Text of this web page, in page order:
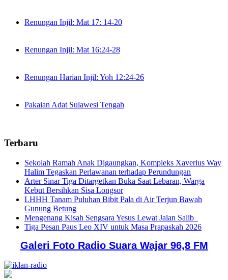
Renungan Injil: Mat 17: 14-20
Renungan Injil: Mat 16:24-28
Renungan Harian Injil: Yoh 12:24-26
Pakaian Adat Sulawesi Tengah
Terbaru
Sekolah Ramah Anak Digaungkan, Kompleks Xaverius Way
Halim Tegaskan Perlawanan terhadap Perundungan
Arter Sinar Tiga Ditargetkan Buka Saat Lebaran, Warga
Kebut Bersihkan Sisa Longsor
LHHH Tanam Puluhan Bibit Pala di Air Terjun Bawah
Gunung Betung
Mengenang Kisah Sengsara Yesus Lewat Jalan Salib
Tiga Pesan Paus Leo XIV untuk Masa Prapaskah 2026
Galeri Foto Radio Suara Wajar 96,8 FM